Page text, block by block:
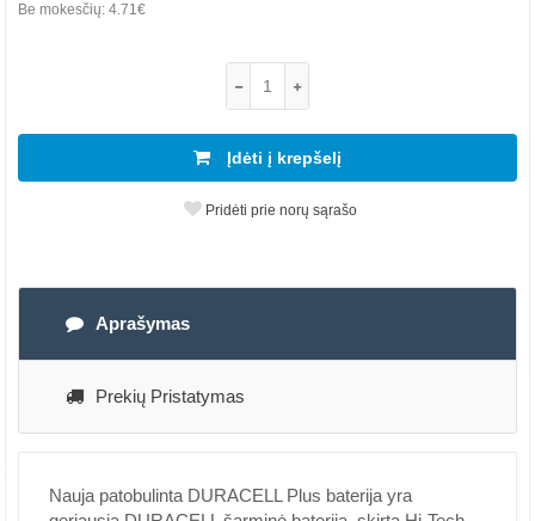
Be mokesčių: 4.71€
Įdėti į krepšelį
Pridėti prie norų sąrašo
Aprašymas
Prekių Pristatymas
Nauja patobulinta DURACELL Plus baterija yra